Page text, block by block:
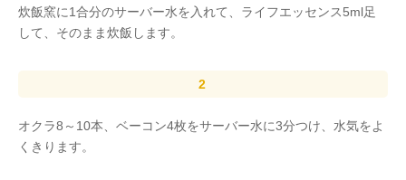
炊飯窯に1合分のサーバー水を入れて、ライフエッセンス5ml足
して、そのまま炊飯します。
オクラ8～10本、ベーコン4枚をサーバー水に3分つけ、水気をよ
くきります。